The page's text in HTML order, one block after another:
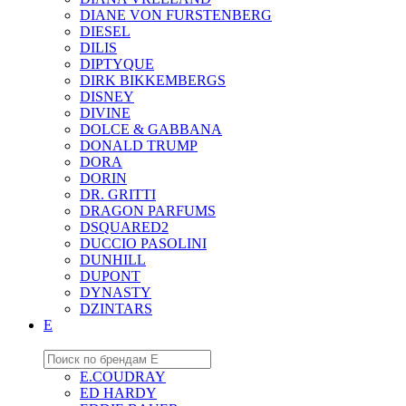
DIANE VON FURSTENBERG
DIESEL
DILIS
DIPTYQUE
DIRK BIKKEMBERGS
DISNEY
DIVINE
DOLCE & GABBANA
DONALD TRUMP
DORA
DORIN
DR. GRITTI
DRAGON PARFUMS
DSQUARED2
DUCCIO PASOLINI
DUNHILL
DUPONT
DYNASTY
DZINTARS
E
E.COUDRAY
ED HARDY